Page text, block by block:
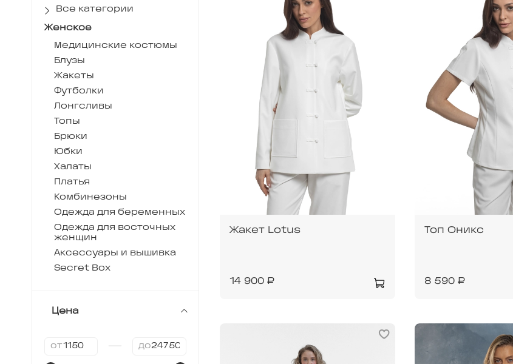
Жакет Lotus
14 900 ₽
Топ Оникс
8 590 ₽
Все категории
Женское
Медицинские костюмы
Блузы
Жакеты
Футболки
Лонгсливы
Топы
Брюки
Юбки
Халаты
Платья
Комбинезоны
Одежда для беременных
Одежда для восточных
женщин
Аксессуары и вышивка
Secret Box
Цена
от до